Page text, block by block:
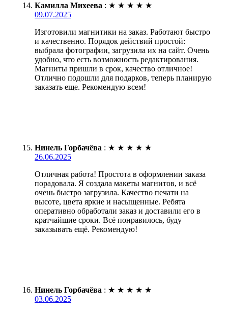
Камилла Михеева : ★ ★ ★ ★ ★
09.07.2025
Изготовили магнитики на заказ. Работают быстро
и качественно. Порядок действий простой:
выбрала фотографии, загрузила их на сайт. Очень
удобно, что есть возможность редактирования.
Магниты пришли в срок, качество отличное!
Отлично подошли для подарков, теперь планирую
заказать еще. Рекомендую всем!
Нинель Горбачёва : ★ ★ ★ ★ ★
26.06.2025
Отличная работа! Простота в оформлении заказа
порадовала. Я создала макеты магнитов, и всё
очень быстро загрузила. Качество печати на
высоте, цвета яркие и насыщенные. Ребята
оперативно обработали заказ и доставили его в
кратчайшие сроки. Всё понравилось, буду
заказывать ещё. Рекомендую!
Нинель Горбачёва : ★ ★ ★ ★ ★
03.06.2025